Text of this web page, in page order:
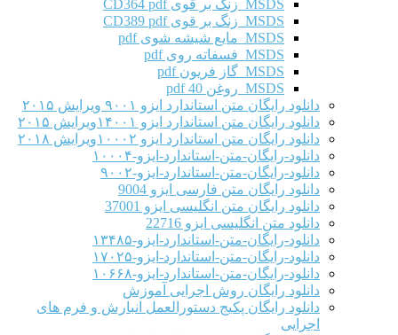
MSDS زنگ بر قوی CD364 pdf
MSDS زنگ بر قوی CD389 pdf
MSDS مایع شیشه شوی pdf
MSDS فسفاته روی pdf
MSDS گاز فریون pdf
MSDS روغن 40 pdf
دانلود رایگان متن استاندارد ایزو ۹۰۰۱ ویرایش ۲۰۱۵
دانلود رایگان متن استاندارد ایزو ۱۴۰۰۱ویرایش ۲۰۱۵
دانلود رایگان متن استاندارد ایزو ۱۰۰۰۲ویرایش ۲۰۱۸
دانلود-رایگان-متن-استاندارد-ایزو-۱۰۰۰۴
دانلود-رایگان-متن-استاندارد-ایزو-۹۰۰۲
دانلود رایگان متن فارسی ایزو 9004
دانلود رایگان متن انگلیسی ایزو 37001
دانلود متن انگلیسی ایزو 22716
دانلود-رایگان-متن-استاندارد-ایزو-۱۳۴۸۵
دانلود-رایگان-متن-استاندارد-ایزو-۱۷۰۲۵
دانلود-رایگان-متن-استاندارد-ایزو-۱۰۶۶۸
دانلود رایگان روش اجرایی آموزش
دانلود رایگان پکیج دستورالعمل انبارش و فرم های
اجرایی